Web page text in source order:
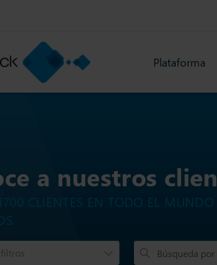
Plataforma
a nuestros
CLIENTES EN TODO EL
filtros